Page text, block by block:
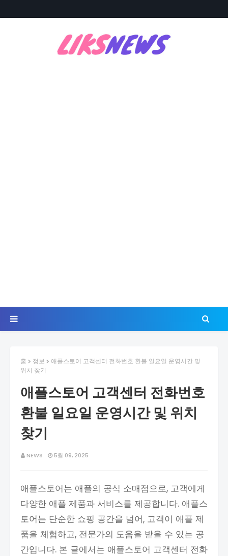
홈 정보
애플스토어 고객센터 전화번호 환불 일요일 운영시간 및
위치 찾기
애플스토어 고객센터 전화번호
환불 일요일 운영시간 및 위치
찾기
NEWS 5월 09, 2025
애플스토어는 애플의 공식 소매점으로, 고객에게
다양한 애플 제품과 서비스를 제공합니다. 애플스
토어는 단순한 쇼핑 공간을 넘어, 고객이 애플 제
품을 체험하고, 전문가의 도움을 받을 수 있는 공
간입니다. 본 글에서는 애플스토어 고객센터 전화